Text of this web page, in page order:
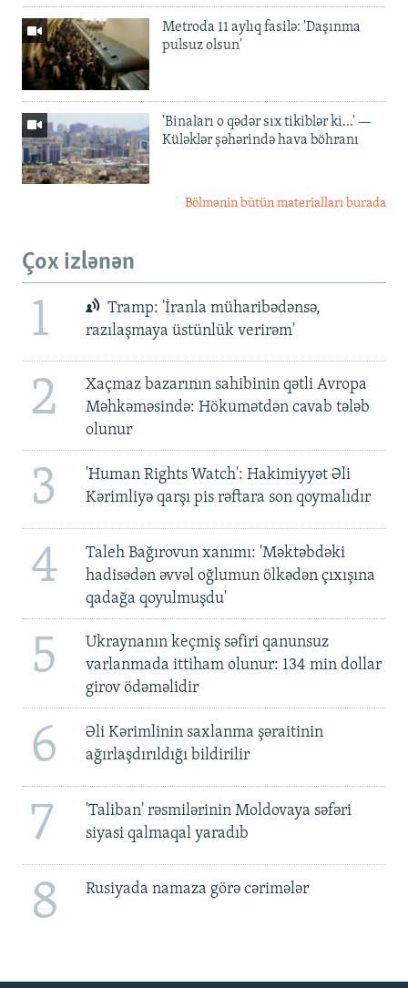
Metroda 11 aylıq fasilə: 'Daşınma
pulsuz olsun'
'Binaları o qədər sıx tikiblər ki...' —
Küləklər şəhərində hava böhranı
Bölmənin bütün materialları burada
Çox izlənən
1
Tramp: 'İranla müharibədənsə,
razılaşmaya üstünlük verirəm'
2
Xaçmaz bazarının sahibinin qətli Avropa
Məhkəməsində: Hökumətdən cavab tələb
olunur
3
'Human Rights Watch': Hakimiyyət Əli
Kərimliyə qarşı pis rəftara son qoymalıdır
4
Taleh Bağırovun xanımı: 'Məktəbdəki
hadisədən əvvəl oğlumun ölkədən çıxışına
qadağa qoyulmuşdu'
5
Ukraynanın keçmiş səfiri qanunsuz
varlanmada ittiham olunur: 134 min dollar
girov ödəməlidir
6
Əli Kərimlinin saxlanma şəraitinin
ağırlaşdırıldığı bildirilir
7
'Taliban' rəsmilərinin Moldovaya səfəri
siyasi qalmaqal yaradıb
8 Rusiyada namaza görə cərimələr